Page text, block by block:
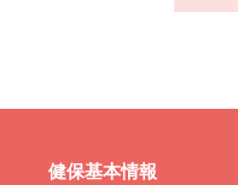
健保基本情報